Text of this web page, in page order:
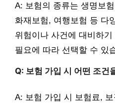
A: 보험의 종류는 생명보
화재보험, 여행보험 등 다
위험이나 사건에 대비하
필요에 따라 선택할 수 있
Q: 보험 가입 시 어떤 조건
A: 보험 가입 시 보험료,